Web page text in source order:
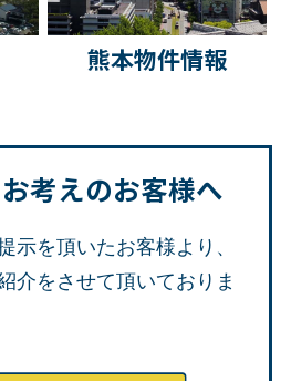
熊本物件情報
考えのお客様へ
示を頂いたお客様より、
介をさせて頂いておりま